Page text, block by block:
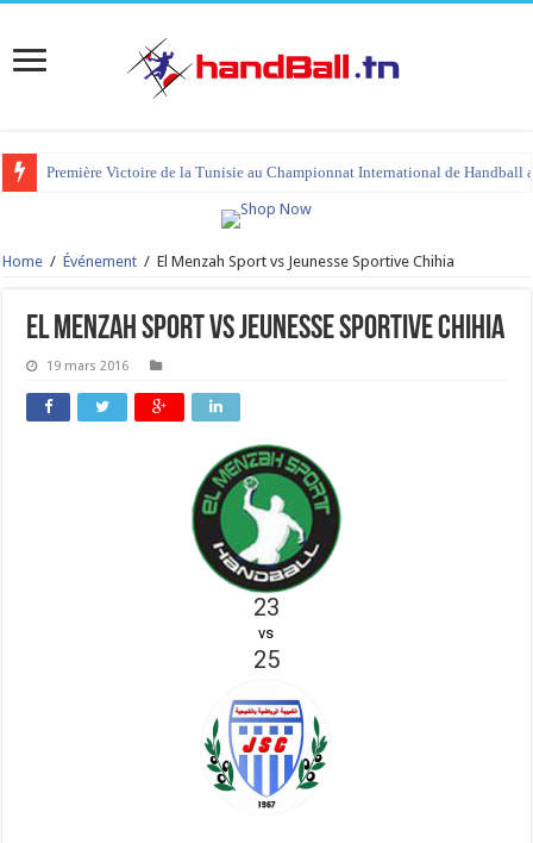
Première Victoire de la Tunisie au Championnat International de Handball
Home / Événement / El Menzah Sport vs Jeunesse Sportive Chihia
El Menzah Sport vs Jeunesse Sportive Chihia
19 mars 2016
23
vs
25